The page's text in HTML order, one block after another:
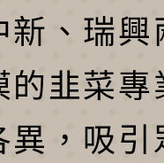
新、瑞興
的韭菜專
異，吸引